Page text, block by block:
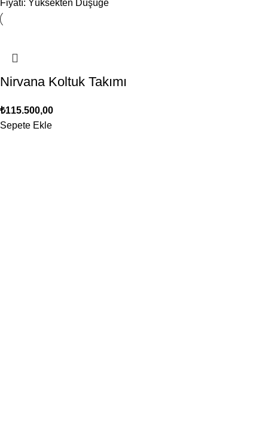
Fiyatı: Yüksekten Düşüğe
Nirvana Koltuk Takımı
₺115.500,00
Sepete Ekle